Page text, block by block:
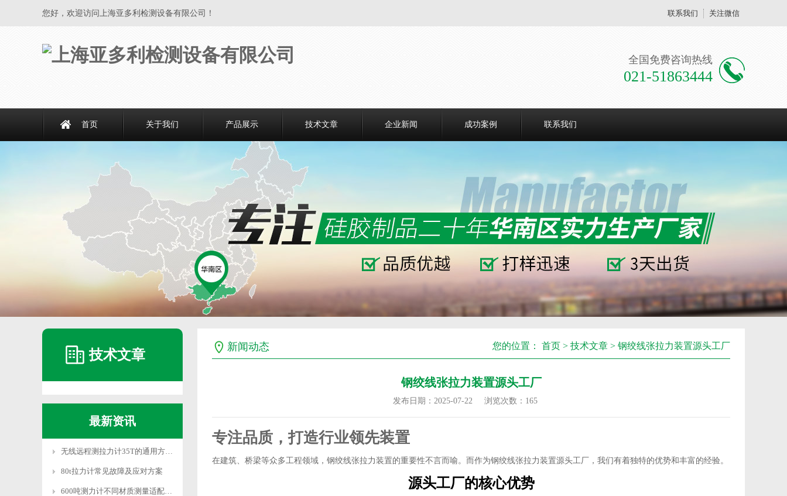
您好，欢迎访问上海亚多利检测设备有限公司！ 联系我们 关注微信
全国免费咨询热线
021-51863444
首页 关于我们 产品展示 技术文章 企业新闻 成功案例 联系我们
技术文章
最新资讯
无线远程测拉力计35T的通用方法和系统设置
80t拉力计常见故障及应对方案
600吨测力计不同材质测量适配技巧
新闻动态 您的位置： 首页 > 技术文章 > 钢绞线张拉力装置源头工厂
钢绞线张拉力装置源头工厂
发布日期：2025-07-22 浏览次数： 165
专注品质，打造行业领先装置
在建筑、桥梁等众多工程领域，钢绞线张拉力装置的重要性不言而喻。而作为钢绞线张拉力装置源头工厂，我们有着独特的优势和丰富的经验。
源头工厂的核心优势